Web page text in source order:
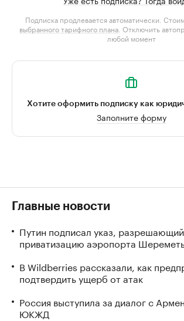
Подписка продлевается автоматически.
выбранного тарифного плана . Отключить
любой момент
Хотите оформить подписку как
Заполните форму
Главные новости
Путин подписал указ, разрешающий
приватизацию аэропорта
В Wildberries рассказали, как
подтвердить ущерб от атак
Россия выступила за диалог с
ЮКЖД